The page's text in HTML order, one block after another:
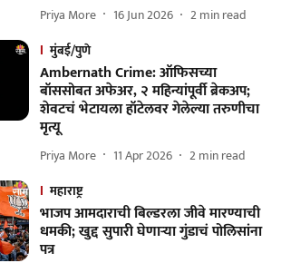
Priya More 16 Jun 2026 2min read
मुंबई/पुणे
Ambernath Crime: ऑफिसच्या
बॉससोबत अफेअर, २ महिन्यांपूर्वी ब्रेकअप;
शेवटचं भेटायला हॉटेलवर गेलेल्या तरुणीचा
मृत्यू
Priya More 11 Apr 2026 2min read
महाराष्ट्र
भाजप आमदाराची बिल्डरला जीवे मारण्याची
धमकी; खुद्द सुपारी घेणाऱ्या गुंडाचं पोलिसांना
पत्र